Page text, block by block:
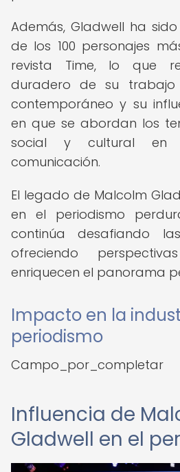
Además, Gladwell ha
de los 100 personajes
revista Time, lo que
duradero de su trabajo
contemporáneo y su
en que se abordan los
social y cultural en
comunicación.
El legado de Malcolm
en el periodismo
continúa desafiando
ofreciendo
enriquecen el panorama
Impacto en la
periodismo
Campo_por_completar
Influencia de
Gladwell en el